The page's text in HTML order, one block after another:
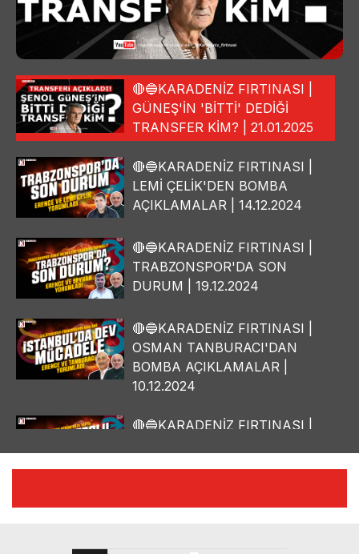
🔴🔵KARADENİZ FIRTINASI |
GÜNEŞ'İN 'BİTTİ' DEDİĞİ
TRANSFER KİM? | 21.01.2025
🔴🔵KARADENİZ FIRTINASI |
LEMİ ÇELİK'DEN BOMBA
AÇIKLAMALAR | 14.12.2024
🔴🔵KARADENİZ FIRTINASI |
TRABZONSPOR'DA SON
DURUM | 19.12.2024
🔴🔵KARADENİZ FIRTINASI |
OSMAN TANBURACI'DAN
BOMBA AÇIKLAMALAR |
10.12.2024
🔴🔵KARADENİZ FIRTINASI |
🔴🔵KARADENİZ FIRTINASI |